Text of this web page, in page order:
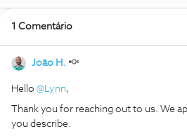
1 Comentário
João H.
Hello @Lynn,
Thank you for reaching out to us. We
you describe.